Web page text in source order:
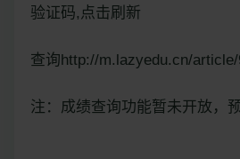
验证码,点击刷新
查询http://m.lazyedu.cn/
注：成绩查询功能暂未开放，